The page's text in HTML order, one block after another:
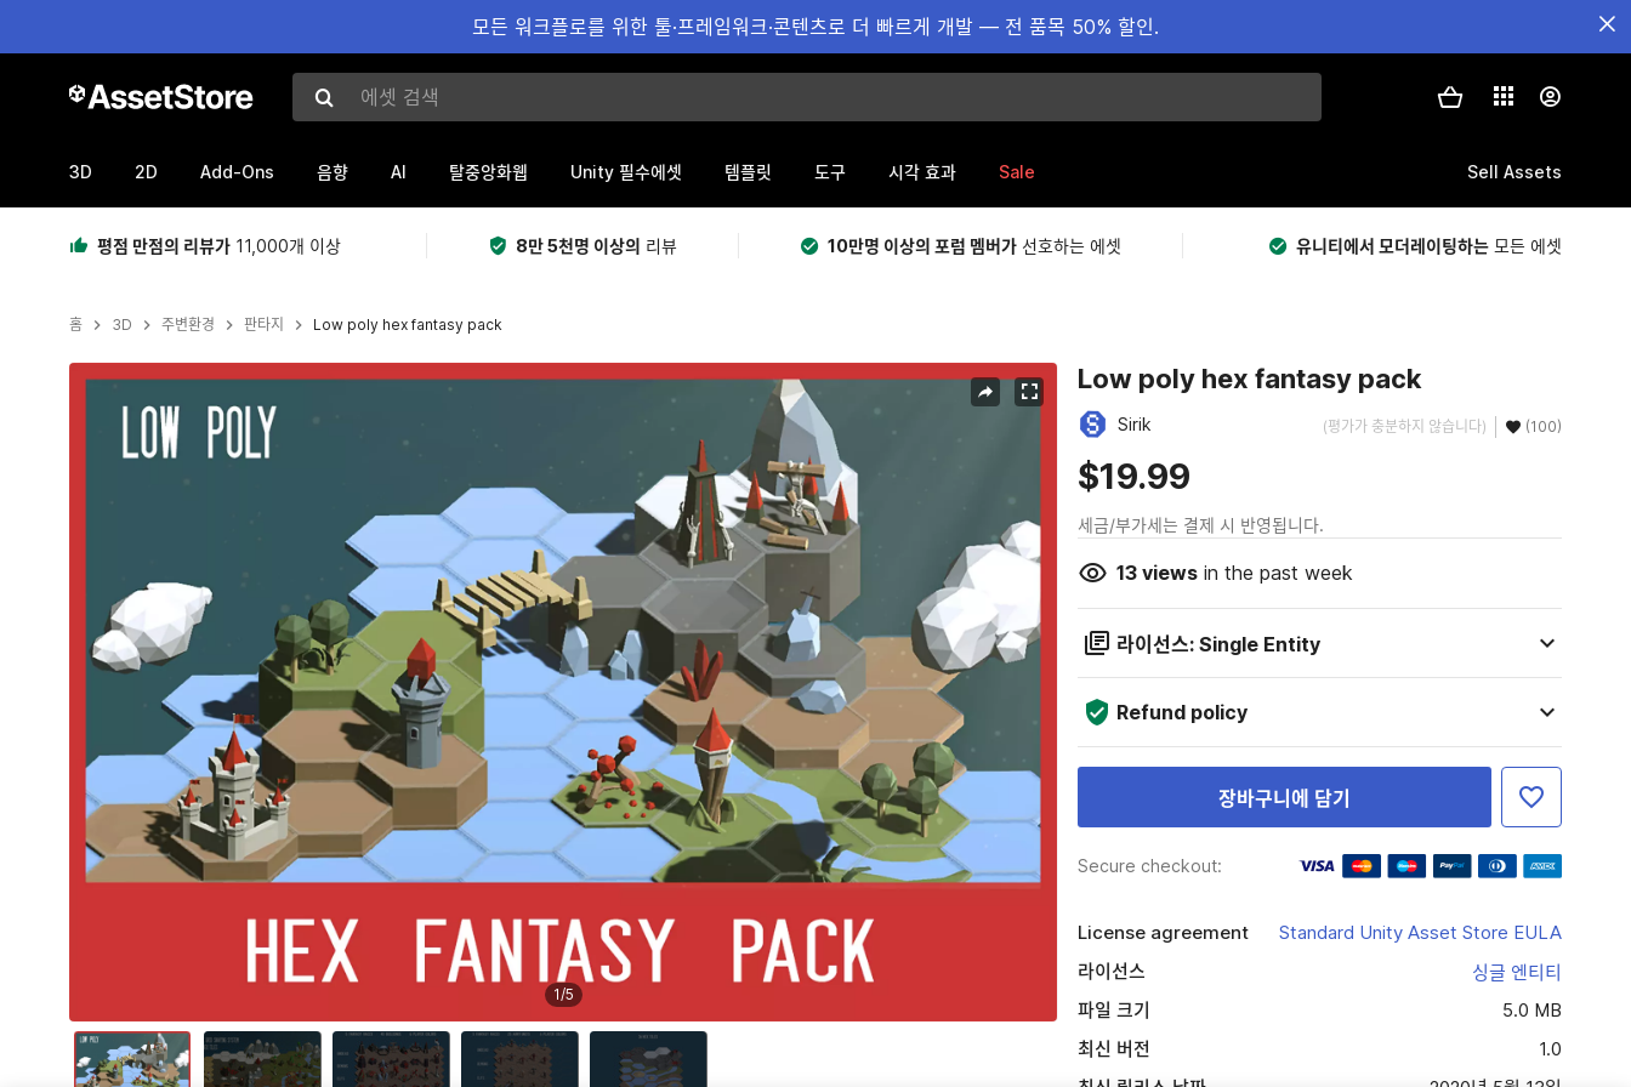
모든 워크플로를 위한 툴·프레임워크·콘텐츠로 더 빠르게 개발 — 전 품목 50% 할인.
에셋 검색
3D 2D Add-Ons 음향 AI 탈중앙화웹 Unity 필수에셋 템플릿 도구 시각 효과 Sale Sell Assets
평점 만점의 리뷰가 11,000개 이상 8만 5천명 이상의 리뷰 10만명 이상의 포럼 멤버가 선호하는 에셋 유니티에서 모더레이팅하는 모든 에셋
홈 3D 주변환경 판타지 Low poly hex fantasy pack
현재 슬라이드: 1 / 5
1/5
Low poly hex fantasy pack
Sirik (평가가 충분하지 않습니다) (100)
$19.99
세금/부가세는 결제 시 반영됩니다.
13viewsin the past week
라이선스: Single Entity
Refund policy
장바구니에 담기
Secure checkout:
License agreement
Standard Unity Asset Store EULA
라이선스
싱글 엔티티
파일 크기
5.0 MB
최신 버전
1.0